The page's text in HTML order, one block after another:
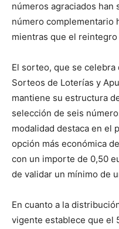
números agraciados han
número complementario
mientras que el
El sorteo, que se
Sorteos de Loterías y
mantiene su estructura
selección de seis
modalidad destaca en el
opción más económica
con un importe de 0,50
de validar un mínimo de
En cuanto a la
vigente establece que el